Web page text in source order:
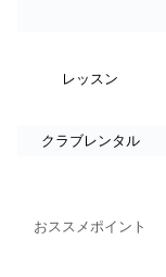
レッスン
クラブレンタル
おススメポイント